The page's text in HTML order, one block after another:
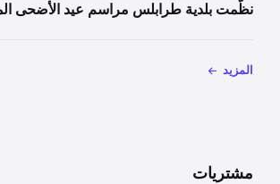
نظّمت بلدية طرابلس مراسم عيد الأضحى
المزيد
مشتريات